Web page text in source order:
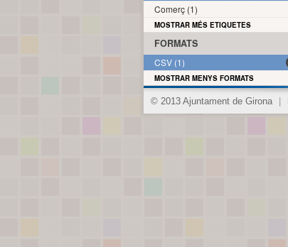
Comerç (1)
MOSTRAR MÉS ETIQUETES
FORMATS
CSV (1)
MOSTRAR MENYS FORMATS
© 2013 Ajuntament de Girona